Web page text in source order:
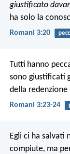
giustificato
ha solo la
Romani 3:20
Tutti hanno
sono giustificati
della redenzione
Romani 3:23-24
Egli ci ha salvati
compiute, ma